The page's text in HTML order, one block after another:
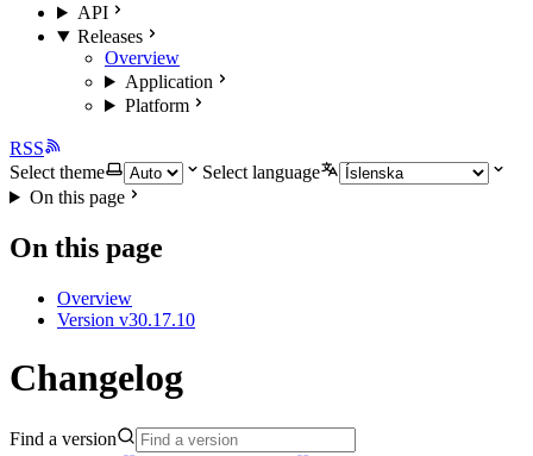
API
Releases
Overview
Application
Platform
RSS
Select theme
Select language
On this page
On this page
Overview
Version v30.17.10
Changelog
Find a version